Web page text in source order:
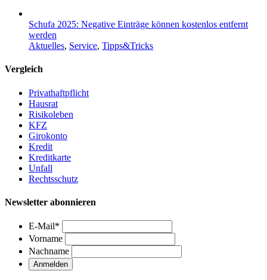
Schufa 2025: Negative Einträge können kostenlos entfernt
werden
Aktuelles, Service, Tipps&Tricks
Vergleich
Privathaftpflicht
Hausrat
Risikoleben
KFZ
Girokonto
Kredit
Kreditkarte
Unfall
Rechtsschutz
Newsletter abonnieren
E-Mail*
Vorname
Nachname